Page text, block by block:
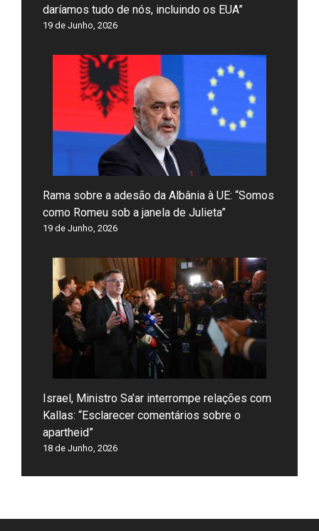
daríamos tudo de nós, incluindo os EUA”
19 de Junho, 2026
Rama sobre a adesão da Albânia à UE: “Somos
como Romeu sob a janela de Julieta”
19 de Junho, 2026
Israel, Ministro Sa’ar interrompe relações com
Kallas: “Esclarecer comentários sobre o
apartheid”
18 de Junho, 2026